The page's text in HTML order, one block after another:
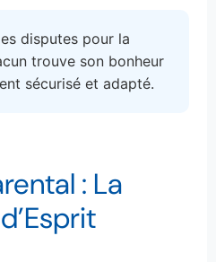
disputes pour la
trouve son bonheur
sécurisé et adapté.
: La